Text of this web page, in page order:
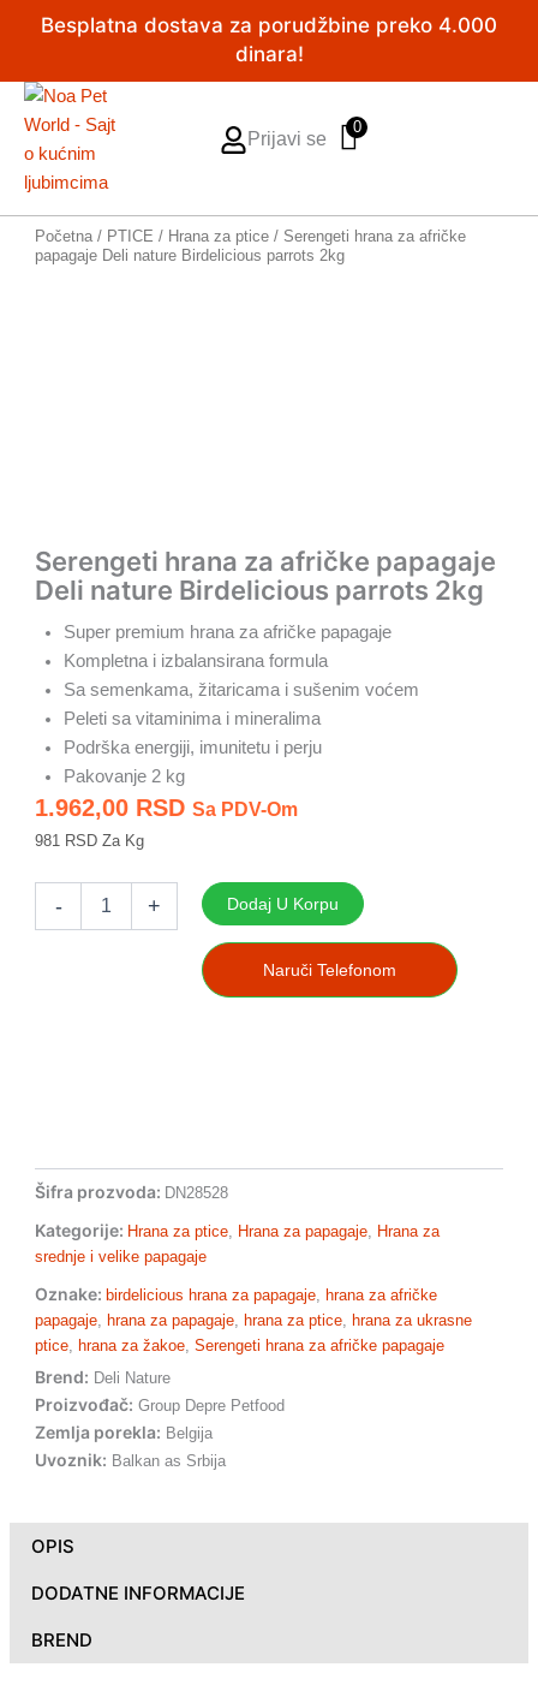
Besplatna dostava za porudžbine preko 4.000
dinara!
Prijavi se
0
Početna / PTICE / Hrana za ptice / Serengeti hrana za afričke
papagaje Deli nature Birdelicious parrots 2kg
Serengeti hrana za afričke papagaje
Deli nature Birdelicious parrots 2kg
Super premium hrana za afričke papagaje
Kompletna i izbalansirana formula
Sa semenkama, žitaricama i sušenim voćem
Peleti sa vitaminima i mineralima
Podrška energiji, imunitetu i perju
Pakovanje 2 kg
1.962,00 RSD Sa PDV-Om
981 RSD Za Kg
- + Dodaj U Korpu
Naruči Telefonom
Šifra prozvoda: DN28528
Kategorije: Hrana za ptice Hrana za papagaje
Hrana za
srednje i velike papagaje
Oznake: birdelicious hrana za papagaje
hrana za afričke
papagaje
hrana za papagaje hrana za ptice
hrana za ukrasne
ptice
hrana za žakoe ,Serengeti hrana za afričke papagaje
Brend: Deli Nature
Proizvođač: Group Depre Petfood
Zemlja porekla: Belgija
Uvoznik: Balkan as Srbija
OPIS
DODATNE INFORMACIJE
BREND